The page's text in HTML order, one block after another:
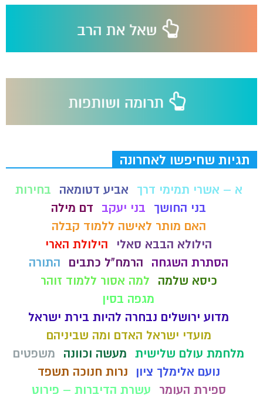
תגיות שחיפשו לאחרונה
א – אשרי תמימי דרך אביע דטומאה
בחירות
בני החושך
בני יעקב
דם מילה
האם מותר לאישה ללמוד קבלה
הילולא הבבא סאלי
הילולת הארי
הסתרת השגחה
הרמח"ל כתבים
התורה
כיסא שלמה
למה אסור ללמוד זוהר
מגפה בסין
מדוע ירושלים נבחרה להיות בירת ישראל
מועדי ישראל האדם ומה שביניהם
מלחמת עולם שלישית מעשה וכוונה
משפטים
נועם אלימלך ציון
נרות חנוכה תשפד
ספירת העומר
עשרת הדיברות – פירוט